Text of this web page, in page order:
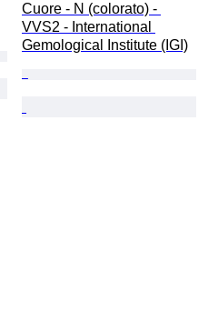
Cuore - N (colorato) -
VVS2 - International
Gemological Institute (IGI)